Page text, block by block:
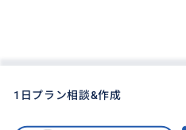
1日プラン相談&作成